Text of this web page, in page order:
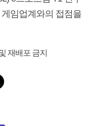
임업계와의 접점을
재배포 금지